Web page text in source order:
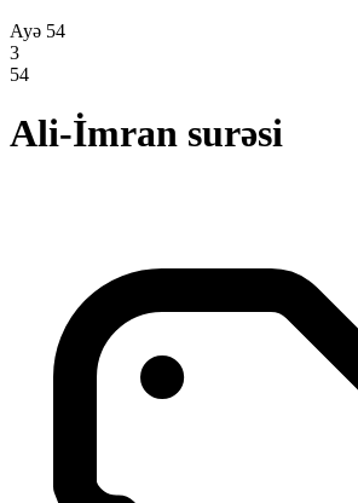
Ayə 54
3
54
Ali-İmran surəsi